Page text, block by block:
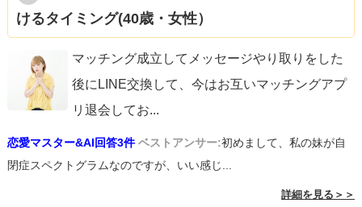
けるタイミング(40歳・女性）
マッチング成立してメッセージやり取りをした
後にLINE交換して、今はお互いマッチングアプ
リ退会してお...
恋愛マスター&AI回答3件 ベストアンサー:初めまして、私の妹が自
閉症スペクトグラムなのですが、いい感じ...
詳細を見る＞＞